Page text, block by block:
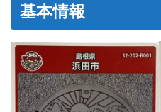
基本情報